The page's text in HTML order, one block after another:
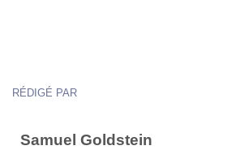
RÉDIGÉ PAR
Samuel Goldstein